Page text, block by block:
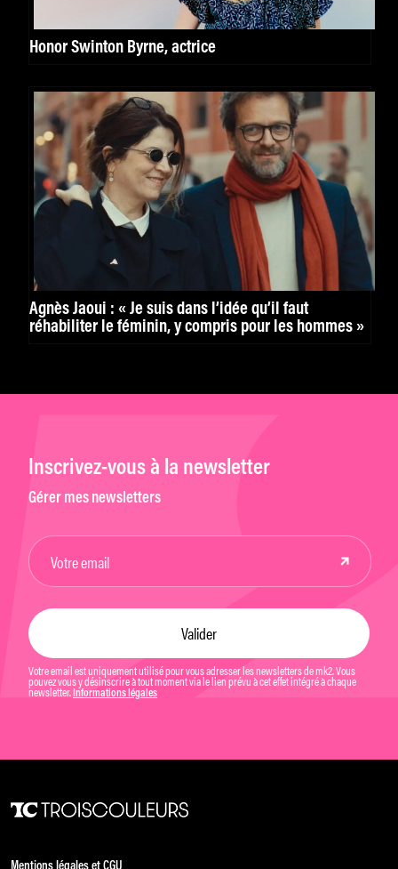
Honor Swinton Byrne, actrice
Agnès Jaoui : « Je suis dans l’idée qu’il faut
réhabiliter le féminin, y compris pour les hommes »
Inscrivez-vous à la newsletter
Gérer mes newsletters
Votre email est uniquement utilisé pour vous adresser les newsletters de mk2. Vous
pouvez vous y désinscrire à tout moment via le lien prévu à cet effet intégré à chaque
newsletter. Informations légales